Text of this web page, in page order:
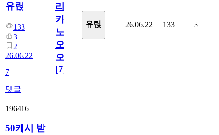
유릱
133
3
2
26.06.22
7
댓글
리
카
노
오
오!
[7]
유릱 26.06.22 133 3
196416
50캐시 받